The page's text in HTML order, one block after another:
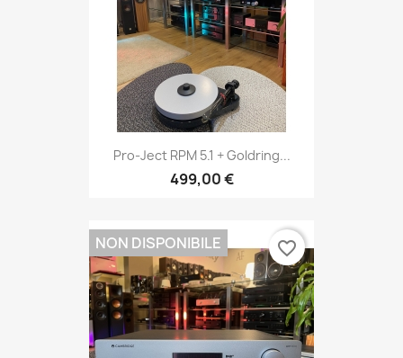
Pro-Ject RPM 5.1 + Goldring...
499,00 €
NON DISPONIBILE favorite_border